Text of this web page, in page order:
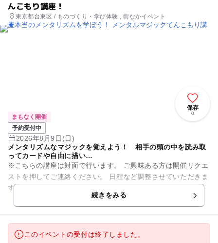
んこもり講座！
東京都台東区 / ものづくり・学び体験 , 街なかイベント
保存
0
まもなく開催
予約受付中
2026年8月9日(日)
メンタリズムなマジックを覚えよう！ 相手の頭の中を読み取
ってカードや自由に描い…
※こちらの講座は対面で行います。 ご興味ある方は開催リクエ
ストを押してご連絡ください。 日程など調整させていただきま
す。 【夏休み特別企画】 メンタリズムてんこ盛り講座 内容
続きをみる
このイベントの受付は終了しました。